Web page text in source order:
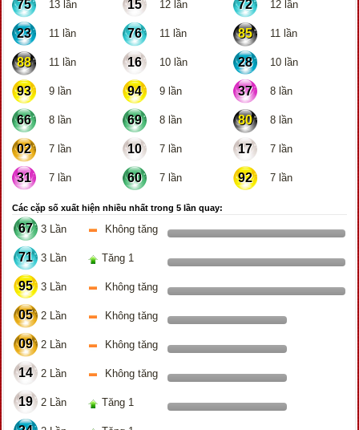
75 13 lần 15 12 lần 72 12 lần
23 11 lần 76 11 lần 85 11 lần
88 11 lần 16 10 lần 28 10 lần
93 9 lần 94 9 lần 37 8 lần
66 8 lần 69 8 lần 80 8 lần
02 7 lần 10 7 lần 17 7 lần
31 7 lần 60 7 lần 92 7 lần
Các cặp số xuất hiện nhiều nhất trong 5 lần quay:
67 3 Lần Không tăng
71 3 Lần Tăng 1
95 3 Lần Không tăng
05 2 Lần Không tăng
09 2 Lần Không tăng
14 2 Lần Không tăng
19 2 Lần Tăng 1